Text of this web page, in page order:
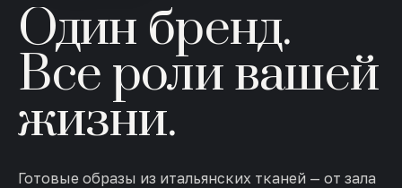
Один бренд.
Все роли вашей
жизни.
Готовые образы из итальянских тканей — от зала